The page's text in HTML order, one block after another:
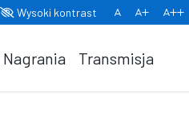
Wysoki kontrast
Nagrania Transmisja